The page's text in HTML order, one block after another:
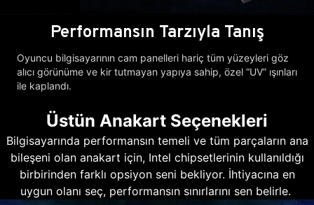
Performansın Tarzıyla Tanış
Oyuncu bilgisayarının cam panelleri hariç tüm yüzeyleri göz
alıcı görünüme ve kir tutmayan yapıya sahip, özel “UV” ışınları
ile kaplandı.
Üstün Anakart Seçenekleri
Bilgisayarında performansın temeli ve tüm parçaların ana
bileşeni olan anakart için, Intel chipsetlerinin kullanıldığı
birbirinden farklı opsiyon seni bekliyor. İhtiyacına en
uygun olanı seç, performansın sınırlarını sen belirle.